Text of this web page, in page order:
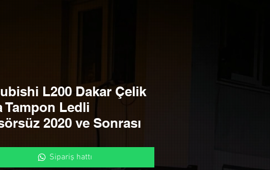
L200 Dakar Çelik
Tampon Ledli
2020 ve Sonrası
Sipariş hattı